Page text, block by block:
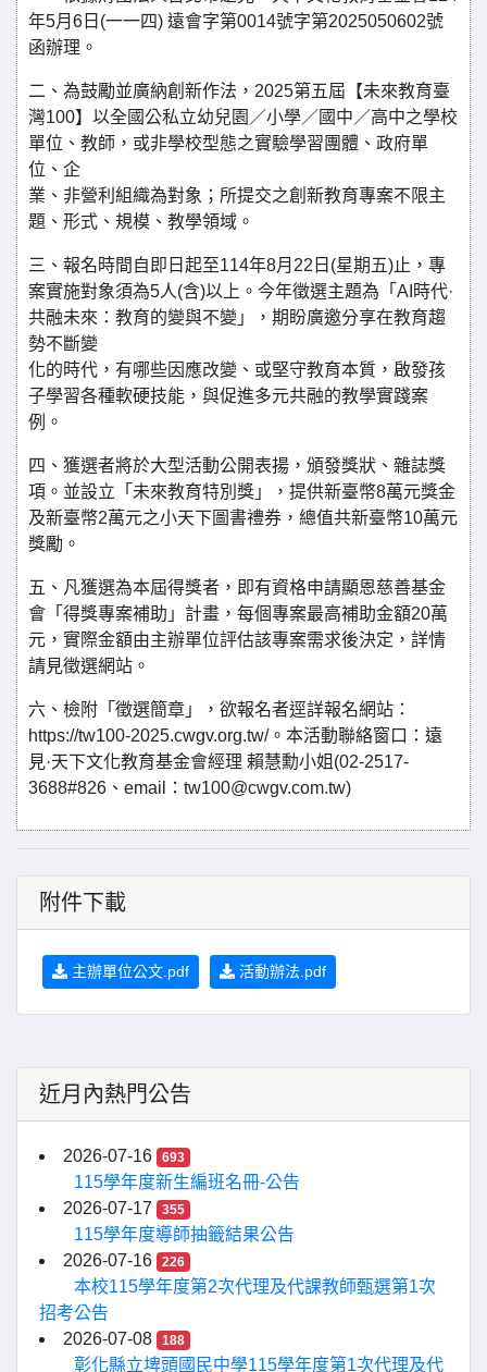
年5月6日(一一四) 遠會字第0014號字第2025050602號
函辦理。
二、為鼓勵並廣納創新作法，2025第五屆【未來教育臺
灣100】以全國公私立幼兒園／小學／國中／高中之學校
單位、教師，或非學校型態之實驗學習團體、政府單
位、企
業、非營利組織為對象；所提交之創新教育專案不限主
題、形式、規模、教學領域。
三、報名時間自即日起至114年8月22日(星期五)止，專
案實施對象須為5人(含)以上。今年徵選主題為「AI時代·
共融未來：教育的變與不變」，期盼廣邀分享在教育趨
勢不斷變
化的時代，有哪些因應改變、或堅守教育本質，啟發孩
子學習各種軟硬技能，與促進多元共融的教學實踐案
例。
四、獲選者將於大型活動公開表揚，頒發獎狀、雜誌獎
項。並設立「未來教育特別獎」，提供新臺幣8萬元獎金
及新臺幣2萬元之小天下圖書禮券，總值共新臺幣10萬元
獎勵。
五、凡獲選為本屆得獎者，即有資格申請顯恩慈善基金
會「得獎專案補助」計畫，每個專案最高補助金額20萬
元，實際金額由主辦單位評估該專案需求後決定，詳情
請見徵選網站。
六、檢附「徵選簡章」，欲報名者逕詳報名網站：
https://tw100-2025.cwgv.org.tw/。本活動聯絡窗口：遠
見·天下文化教育基金會經理 賴慧勳小姐(02-2517-
3688#826、email：tw100@cwgv.com.tw)
附件下載
主辦單位公文.pdf 活動辦法.pdf
近月內熱門公告
2026-07-16 693
115學年度新生編班名冊-公告
2026-07-17
355
115學年度導師抽籤結果公告
2026-07-16
226
本校115學年度第2次代理及代課教師甄選第1次
招考公告
2026-07-08
188
彰化縣立埤頭國民中學115學年度第1次代理及代